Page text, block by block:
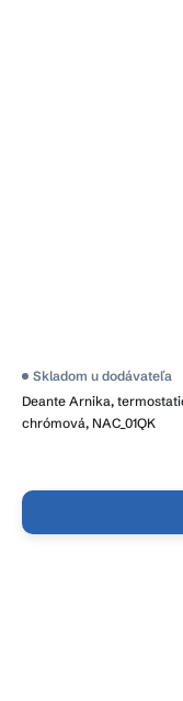
Deante Arnika,
chrómová, NAC_01QK
Skladom u dodávateľa